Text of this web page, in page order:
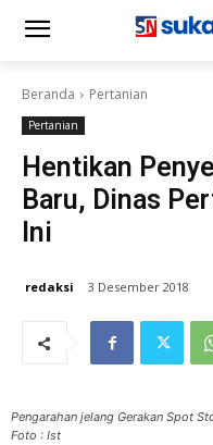
Beranda Pertanian
Pertanian
Hentikan
Baru, Dinas
Ini
redaksi 3 Desember 2018
Pengarahan jelang Gerakan Spot
Foto : Ist